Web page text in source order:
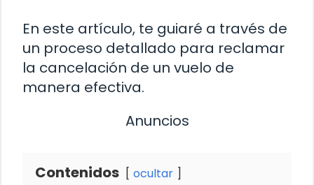
En este artículo, te guiaré a través de
un proceso detallado para reclamar
la cancelación de un vuelo de
manera efectiva.
Anuncios
Contenidos ocultar